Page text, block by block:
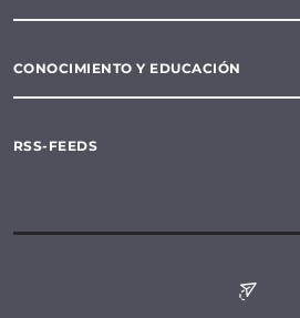
CONOCIMIENTO Y EDUCACIÓN
RSS-FEEDS